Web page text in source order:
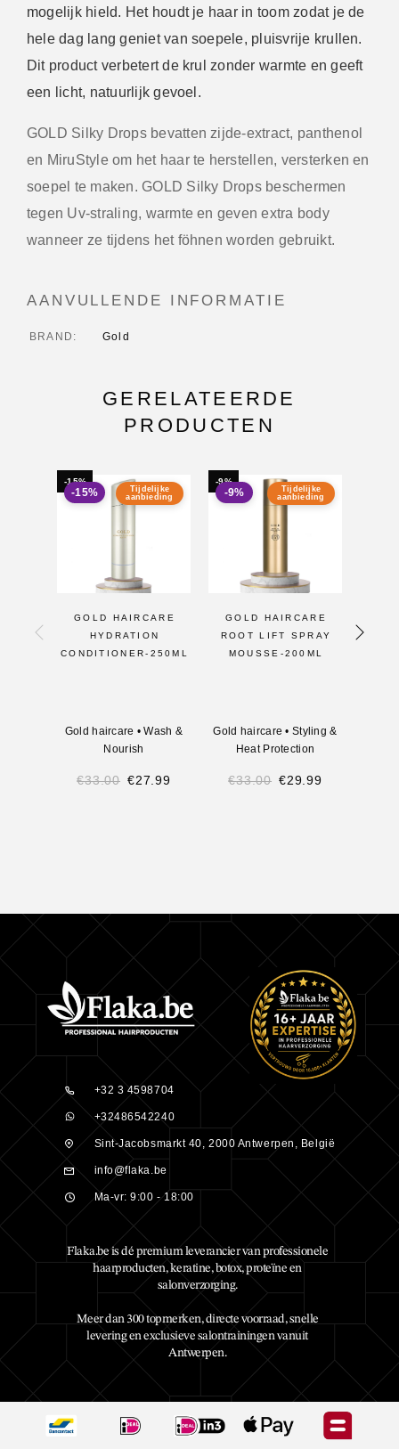
mogelijk hield. Het houdt je haar in toom zodat je de
hele dag lang geniet van soepele, pluisvrije krullen.
Dit product verbetert de krul zonder warmte en geeft
een licht, natuurlijk gevoel.
GOLD Silky Drops bevatten zijde-extract, panthenol
en MiruStyle om het haar te herstellen, versterken en
soepel te maken. GOLD Silky Drops beschermen
tegen Uv-straling, warmte en geven extra body
wanneer ze tijdens het föhnen worden gebruikt.
AANVULLENDE INFORMATIE
BRAND Gold
GERELATEERDE
PRODUCTEN
-15%
Tijdelijke
aanbieding
-15%
GOLD HAIRCARE
HYDRATION
CONDITIONER-250ML
Gold haircare •Wash &
Nourish
€33.00 €27.99
-9%
Tijdelijke
aanbieding
-9%
GOLD HAIRCARE
ROOT LIFT SPRAY
MOUSSE-200ML
Gold haircare •Styling &
Heat Protection
€33.00 €29.99
+32 3 4598704
+32486542240
Sint-Jacobsmarkt 40, 2000 Antwerpen, België
info@flaka.be
Ma-vr: 9:00 - 18:00
Flaka.be is dé premium leverancier van professionele
haarproducten, keratine, botox, proteïne en
salonverzorging.
Meer dan 300 topmerken, directe voorraad, snelle
levering en exclusieve salontrainingen vanuit
Antwerpen.